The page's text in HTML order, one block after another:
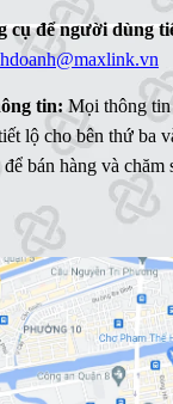
cụ để người dùng
tin: Mọi thông tin
lộ cho bên thứ ba
bán hàng và chăm